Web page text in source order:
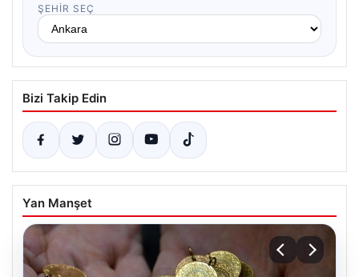
ŞEHIR SEÇ
Bizi Takip Edin
Yan Manşet